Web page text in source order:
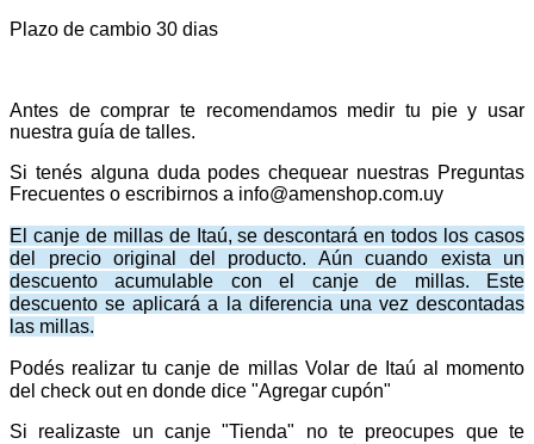
Plazo de cambio 30 dias
Antes de comprar te recomendamos medir tu pie y usar
nuestra guía de talles.
Si tenés alguna duda podes chequear nuestras Preguntas
Frecuentes o escribirnos a info@amenshop.com.uy
El canje de millas de Itaú, se descontará en todos los casos
del precio original del producto. Aún cuando exista un
descuento acumulable con el canje de millas. Este
descuento se aplicará a la diferencia una vez descontadas
las millas.
Podés realizar tu canje de millas Volar de Itaú al momento
del check out en donde dice "Agregar cupón"
Si realizaste un canje "Tienda" no te preocupes que te